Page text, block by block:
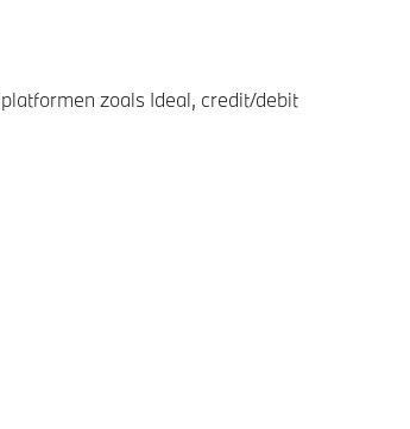
zoals Ideal, credit/debit